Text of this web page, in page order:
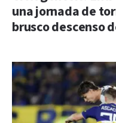
una jornada de
brusco descenso